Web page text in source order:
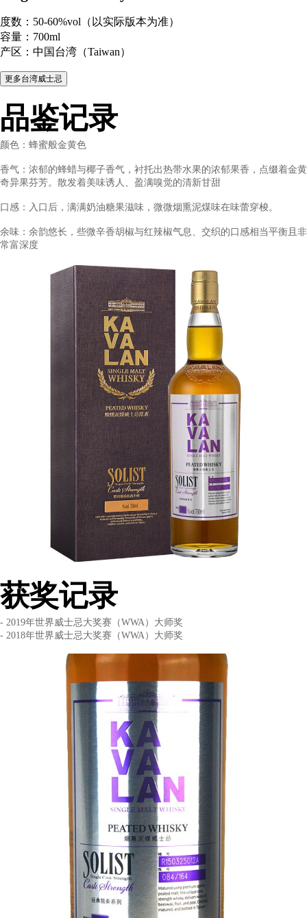
单一麦芽威士忌
Kavalan Solist
Peated Cask Strength
度数：50-60%vol（以实际版本为准）
容量：700ml
品鉴记录
颜色：蜂蜜般金黄色
香气：浓郁的蜂蜡与椰子香气，衬托出热带水果的浓郁果香，点
奇异果芬芳。散发着美味诱人、盈满嗅觉的清新甘甜
口感：入口后，满满奶油糖果滋味，微微烟熏泥煤味在味蕾穿梭
余味：余韵悠长，些微辛香胡椒与红辣椒气息、交织的口感相当
获奖记录
- 2019年世界威士忌大奖赛（WWA）大师奖
- 2018年世界威士忌大奖赛（WWA）大师奖